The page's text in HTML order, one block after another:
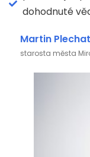
dohodnuté
Martin
starosta města